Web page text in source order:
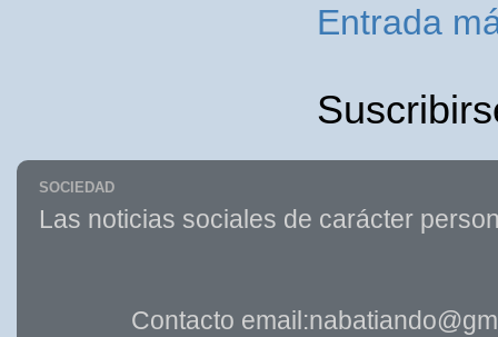
Entrada
SOCIEDAD
Las noticias sociales de carácter
Contacto